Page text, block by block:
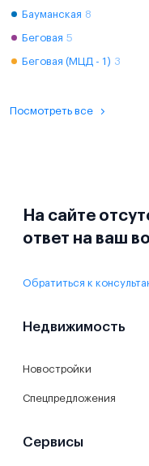
Бауманская 8
Беговая 5
Беговая (МЦД - 1) 3
Посмотреть все
На сайте
ответ на ваш
Обратиться к
Недвижимость
Новостройки
Спецпредложения
Сервисы